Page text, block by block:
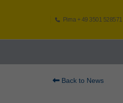
Pirna+ 49 3501 528571 |
Back to News